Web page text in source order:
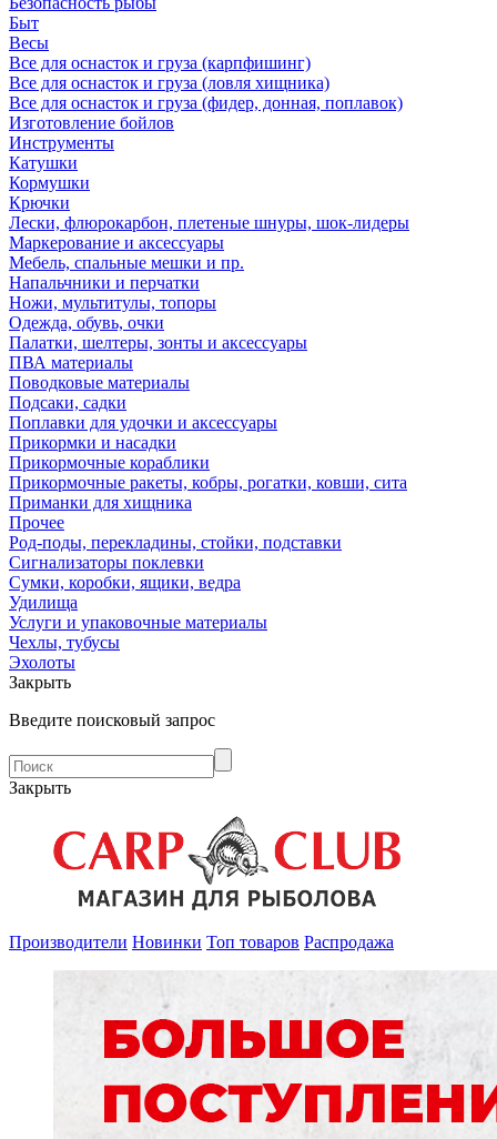
Быт
Весы
Все для оснасток и груза (карпфишинг)
Все для оснасток и груза (ловля хищника)
Все для оснасток и груза (фидер, донная, поплавок)
Изготовление бойлов
Инструменты
Катушки
Кормушки
Крючки
Лески, флюрокарбон, плетеные шнуры, шок-лидеры
Маркерование и аксессуары
Мебель, спальные мешки и пр.
Напальчники и перчатки
Ножи, мультитулы, топоры
Одежда, обувь, очки
Палатки, шелтеры, зонты и аксессуары
ПВА материалы
Поводковые материалы
Подсаки, садки
Поплавки для удочки и аксессуары
Прикормки и насадки
Прикормочные кораблики
Прикормочные ракеты, кобры, рогатки, ковши, сита
Приманки для хищника
Прочее
Род-поды, перекладины, стойки, подставки
Сигнализаторы поклевки
Сумки, коробки, ящики, ведра
Удилища
Услуги и упаковочные материалы
Чехлы, тубусы
Эхолоты
Закрыть
Введите поисковый запрос
Закрыть
Производители Новинки Топ товаров Распродажа